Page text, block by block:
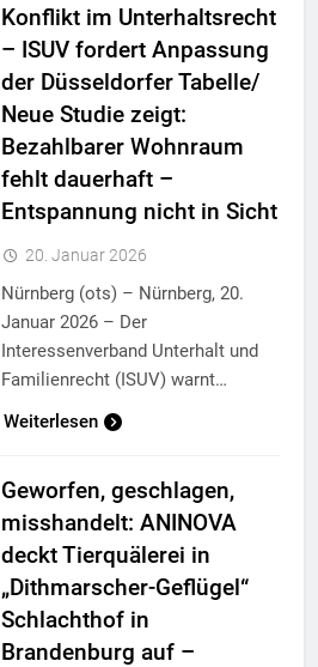
Konflikt im Unterhaltsrecht
– ISUV fordert Anpassung
der Düsseldorfer Tabelle/
Neue Studie zeigt:
Bezahlbarer Wohnraum
fehlt dauerhaft –
Entspannung nicht in Sicht
20. Januar 2026
Nürnberg (ots) – Nürnberg, 20.
Januar 2026 – Der
Interessenverband Unterhalt und
Familienrecht (ISUV) warnt…
Weiterlesen
Geworfen, geschlagen,
misshandelt: ANINOVA
deckt Tierquälerei in
„Dithmarscher-Geflügel“
Schlachthof in
Brandenburg auf –